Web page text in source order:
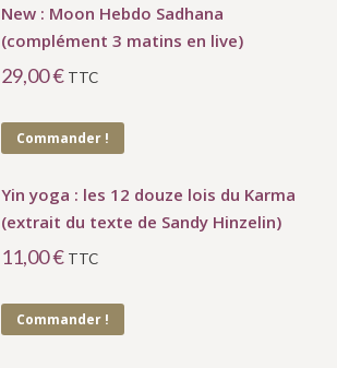
New : Moon Hebdo Sadhana
(complément 3 matins en live)
29,00€ TTC
Commander !
Yin yoga : les 12 douze lois du Karma
(extrait du texte de Sandy Hinzelin)
11,00€ TTC
Commander !